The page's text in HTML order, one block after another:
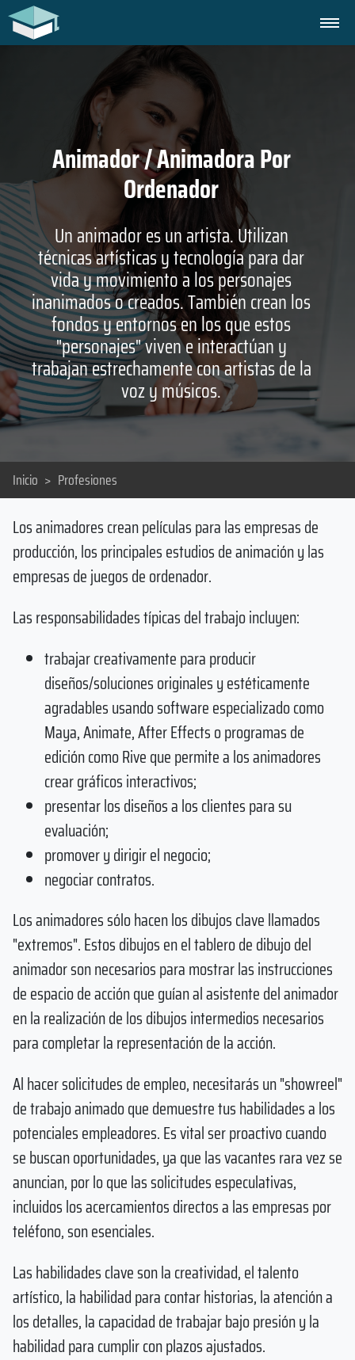
Animador / Animadora Por
Ordenador
Un animador es un artista. Utilizan
técnicas artísticas y tecnología para dar
vida y movimiento a los personajes
inanimados o creados. También crean los
fondos y entornos en los que estos
"personajes" viven e interactúan y
trabajan estrechamente con artistas de la
voz y músicos.
Inicio > Profesiones
Los animadores crean películas para las empresas de
producción, los principales estudios de animación y las
empresas de juegos de ordenador.
Las responsabilidades típicas del trabajo incluyen:
trabajar creativamente para producir
diseños/soluciones originales y estéticamente
agradables usando software especializado como
Maya, Animate, After Effects o programas de
edición como Rive que permite a los animadores
crear gráficos interactivos;
presentar los diseños a los clientes para su
evaluación;
promover y dirigir el negocio;
negociar contratos.
Los animadores sólo hacen los dibujos clave llamados
"extremos". Estos dibujos en el tablero de dibujo del
animador son necesarios para mostrar las instrucciones
de espacio de acción que guían al asistente del animador
en la realización de los dibujos intermedios necesarios
para completar la representación de la acción.
Al hacer solicitudes de empleo, necesitarás un "showreel"
de trabajo animado que demuestre tus habilidades a los
potenciales empleadores. Es vital ser proactivo cuando
se buscan oportunidades, ya que las vacantes rara vez se
anuncian, por lo que las solicitudes especulativas,
incluidos los acercamientos directos a las empresas por
teléfono, son esenciales.
Las habilidades clave son la creatividad, el talento
artístico, la habilidad para contar historias, la atención a
los detalles, la capacidad de trabajar bajo presión y la
habilidad para cumplir con plazos ajustados.